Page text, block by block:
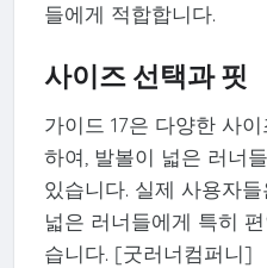
들에게 적합합니다.
사이즈 선택과 핏
가이드 17은 다양한 사
하여, 발볼이 넓은 러너
있습니다. 실제 사용자
넓은 러너들에게 특히
습니다. [굿러너컴퍼니]